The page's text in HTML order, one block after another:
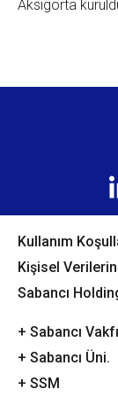
Aksigorta
Kullanım
Kişisel
Sabancı
+ Sabancı Vakfı
+ Sabancı Üni.
+ SSM